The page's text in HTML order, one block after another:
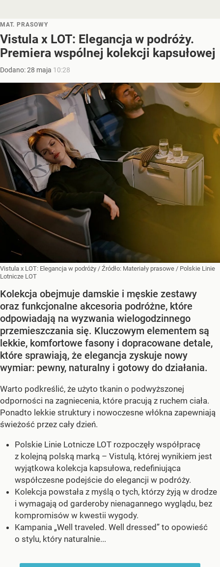
MAT. PRASOWY
Vistula x LOT: Elegancja w podróży.
Premiera wspólnej kolekcji kapsułowej
Dodano:28 maja 10:28
Vistula x LOT: Elegancja w podróży / Źródło: Materiały prasowe / Polskie Linie
Lotnicze LOT
Kolekcja obejmuje damskie i męskie zestawy
oraz funkcjonalne akcesoria podróżne, które
odpowiadają na wyzwania wielogodzinnego
przemieszczania się. Kluczowym elementem są
lekkie, komfortowe fasony i dopracowane detale,
które sprawiają, że elegancja zyskuje nowy
wymiar: pewny, naturalny i gotowy do działania.
Warto podkreślić, że użyto tkanin o podwyższonej
odporności na zagniecenia, które pracują z ruchem ciała.
Ponadto lekkie struktury i nowoczesne włókna zapewniają
świeżość przez cały dzień.
Polskie Linie Lotnicze LOT rozpoczęły współpracę
z kolejną polską marką – Vistulą, której wynikiem jest
wyjątkowa kolekcja kapsułowa, redefiniująca
współczesne podejście do elegancji w podróży.
Kolekcja powstała z myślą o tych, którzy żyją w drodze
i wymagają od garderoby nienagannego wyglądu, bez
kompromisów w kwestii wygody.
Kampania „Well traveled. Well dressed” to opowieść
o stylu, który naturalnie...